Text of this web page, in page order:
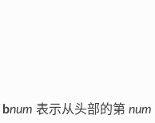
bnum 表示从头部的第 num